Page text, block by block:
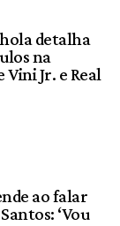
detalha
na
Jr. e Real
ao falar
‘Vou